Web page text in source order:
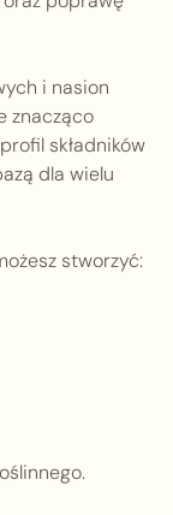
i nasion
znacząco
składników
dla wielu
stworzyć: